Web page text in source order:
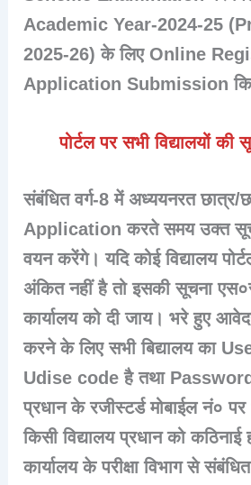
Academic Year-2024-25
2025-26) के लिए Online
Application Submission
पोर्टल पर सभी विद्यालयों की
संबंधित वर्ग-8 में अध्ययनरत छात्र/
Application करते समय उक्त
वयन करेंगे। यदि कोई विद्यालय
अंकित नहीं है तो इसकी सूचना
कार्यालय को दी जाय। भरे हुए
करने के लिए सभी बिद्यालय का
Udise code है तथा Password
प्रधान के रजीस्टर्ड मोबाईल नं०
किसी विद्यालय प्रधान को कठिनाई
कार्यालय के परीक्षा विभाग से